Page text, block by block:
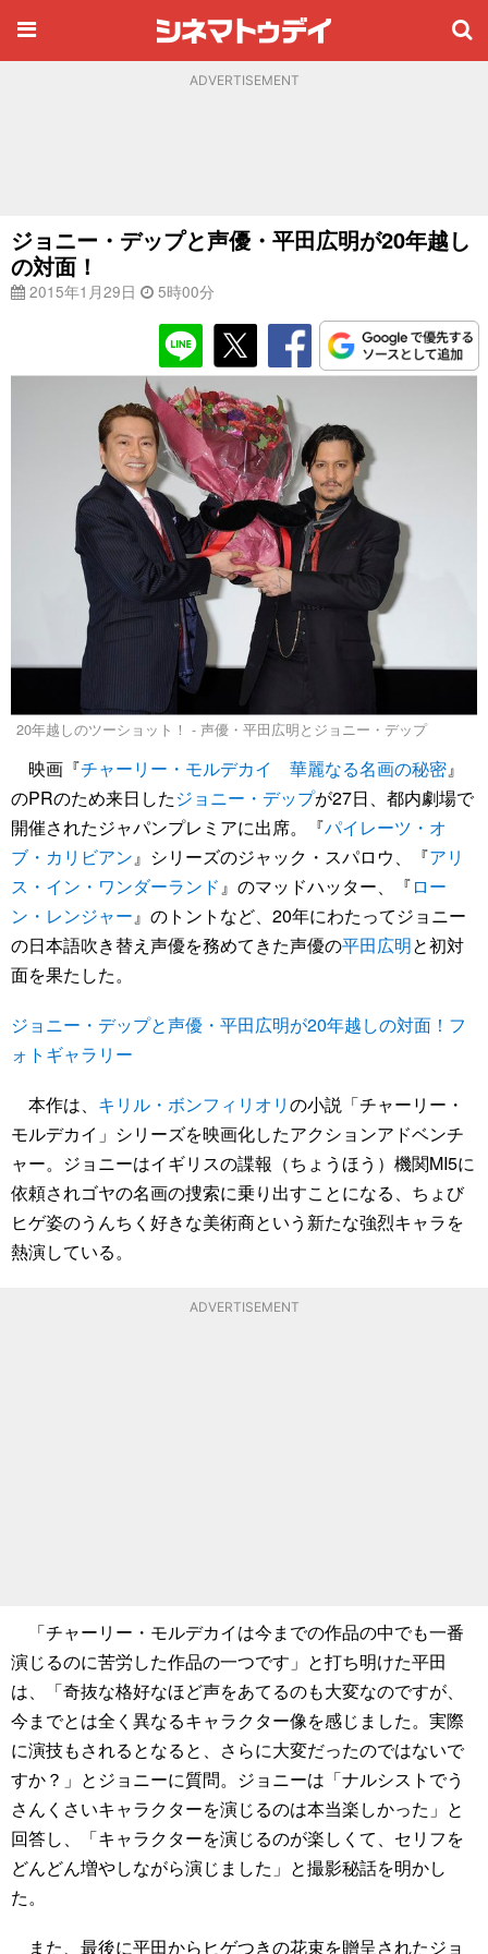
ADVERTISEMENT
ジョニー・デップと声優・平田広明が20年越し
の対面！
2015年1月29日 5時00分
20年越しのツーショット！ - 声優・平田広明とジョニー・デップ
映画『チャーリー・モルデカイ 華麗なる名画の秘密』
のPRのため来日したジョニー・デップが27日、都内劇場で
開催されたジャパンプレミアに出席。『パイレーツ・オ
ブ・カリビアン』シリーズのジャック・スパロウ、『アリ
ス・イン・ワンダーランド』のマッドハッター、『ロー
ン・レンジャー』のトントなど、20年にわたってジョニー
の日本語吹き替え声優を務めてきた声優の平田広明と初対
面を果たした。
ジョニー・デップと声優・平田広明が20年越しの対面！フ
ォトギャラリー
本作は、 キリル・ボンフィリオリの小説「チャーリー・
モルデカイ」シリーズを映画化したアクションアドベンチ
ャー。ジョニーはイギリスの諜報（ちょうほう）機関MI5に
依頼されゴヤの名画の捜索に乗り出すことになる、ちょび
ヒゲ姿のうんちく好きな美術商という新たな強烈キャラを
熱演している。
ADVERTISEMENT
「チャーリー・モルデカイは今までの作品の中でも一番
演じるのに苦労した作品の一つです」と打ち明けた平田
は、「奇抜な格好なほど声をあてるのも大変なのですが、
今までとは全く異なるキャラクター像を感じました。実際
に演技もされるとなると、さらに大変だったのではないで
すか？」とジョニーに質問。ジョニーは「ナルシストでう
さんくさいキャラクターを演じるのは本当楽しかった」と
回答し、「キャラクターを演じるのが楽しくて、セリフを
どんどん増やしながら演じました」と撮影秘話を明かし
た。
また、最後に平田からヒゲつきの花束を贈呈されたジョ